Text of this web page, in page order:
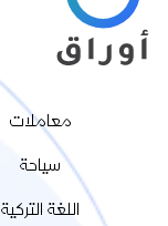
معاملات
سياحة
اللغة التركية